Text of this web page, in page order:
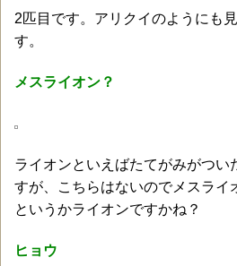
2匹目です。アリクイのようにも
す。
メスライオン？
ライオンといえばたてがみがつい
すが、こちらはないのでメスライ
というかライオンですかね？
ヒョウ